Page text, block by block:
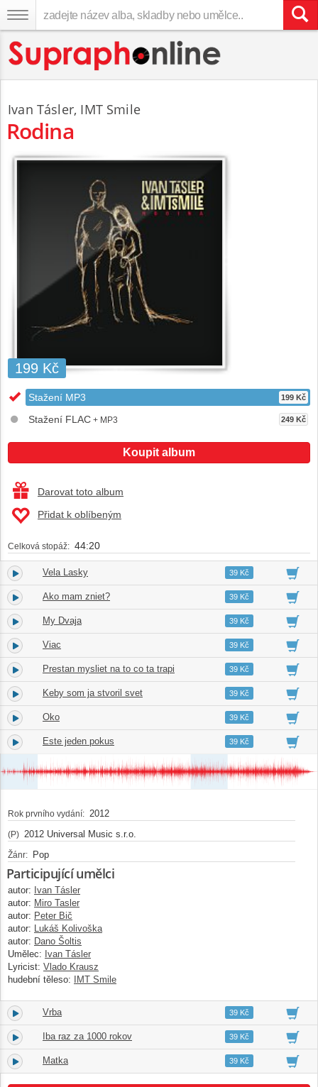
Ivan Tásler, IMT Smile
Rodina
199 Kč
Stažení MP3 199 Kč
Stažení FLAC + MP3 249 Kč
Koupit album
Darovat toto album
Přidat k oblíbeným
Celková stopáž: 44:20
1. Vela Lasky 03:1339 Kč
2. Ako mam zniet? 02:3739 Kč
3. My Dvaja 03:4739 Kč
4. Viac 05:0739 Kč
5. Prestan mysliet na to co ta trapi 03:0639 Kč
6. Keby som ja stvoril svet 05:3139 Kč
7. Oko 04:0839 Kč
8. Este jeden pokus 04:1539 Kč
Rok prvního vydání: 2012
(P) 2012 Universal Music s.r.o.
Žánr: Pop
Participující umělci
autor: Ivan Tásler
autor: Miro Tasler
autor: Peter Bič
autor: Lukáš Kolivoška
autor: Dano Šoltis
Umělec: Ivan Tásler
Lyricist: Vlado Krausz
hudební těleso: IMT Smile
9. Vrba 03:2739 Kč
10. Iba raz za 1000 rokov 05:0239 Kč
11. Matka 04:0739 Kč